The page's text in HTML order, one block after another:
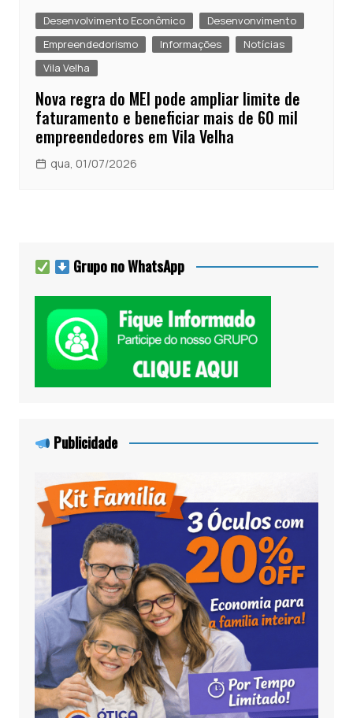
Desenvolvimento Econômico
Desenvonvimento
Empreendedorismo
Informações
Notícias
Vila Velha
Nova regra do MEI pode ampliar limite de
faturamento e beneficiar mais de 60 mil
empreendedores em Vila Velha
qua, 01/07/2026
Grupo no WhatsApp
Publicidade